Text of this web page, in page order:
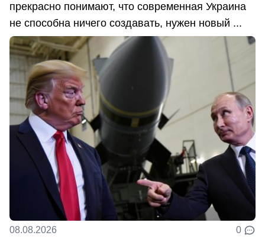
прекрасно понимают, что современная Украина
не способна ничего создавать, нужен новый ...
08.08.2026 0